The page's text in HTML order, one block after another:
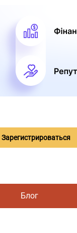
Зарегистрироваться
Блог